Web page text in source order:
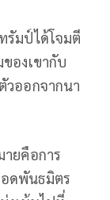
รัมป์ได้โจมตี
องเขากับ
วออกจากนา
ยคือการ
ดพันธมิตร